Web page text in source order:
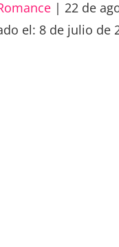
| 22 de
el: 8 de julio de